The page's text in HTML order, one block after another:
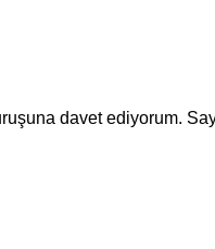
davet ediyorum.